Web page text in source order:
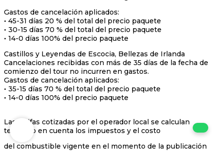
Gastos de cancelación aplicados:
• 45-31 días 20 % del total del precio paquete
• 30-15 días 70 % del total del precio paquete
• 14-0 días 100% del precio paquete
Castillos y Leyendas de Escocia, Bellezas de Irlanda
Cancelaciones recibidas con más de 35 días de la fecha de
comienzo del tour no incurren en gastos.
Gastos de cancelación aplicados:
• 35-15 días 70 % del total del precio paquete
• 14-0 días 100% del precio paquete
Las tarifas cotizadas por el operador local se calculan
teniendo en cuenta los impuestos y el costo
del combustible vigente en el momento de la publicación